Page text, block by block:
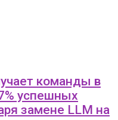
команды в
успешных
замене LLM на